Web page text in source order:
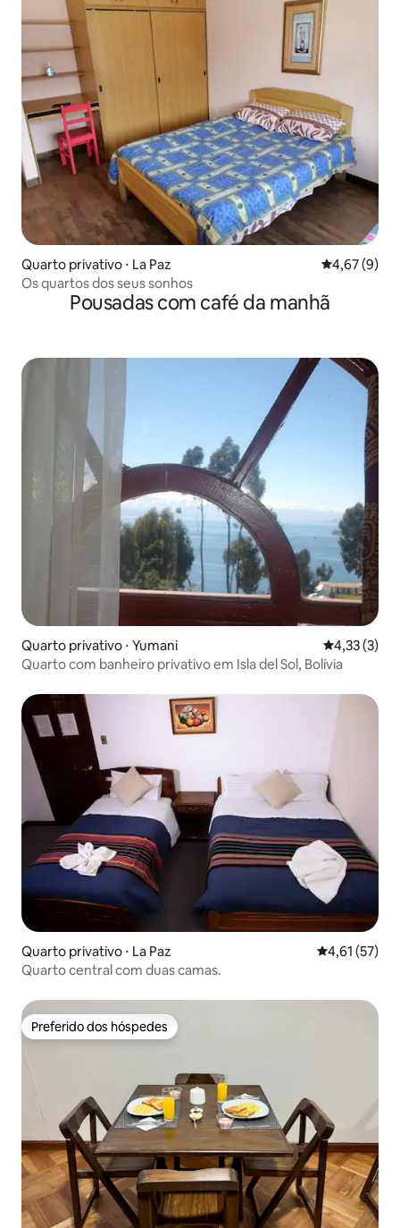
Quarto privativo ⋅ La Paz 4,67 de uma
4,67 (9)
Os quartos dos seus sonhos
Pousadas com café da manhã
Quarto privativo ⋅ Yumani 4,33 de
4,33 (3)
Quarto com banheiro privativo em Isla del Sol, Bolívia
Quarto privativo ⋅ La Paz 4,61 de uma
4,61 (57)
Quarto central com duas camas.
Preferido dos hóspedes
Preferido dos hóspedes